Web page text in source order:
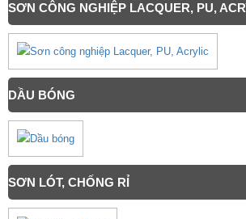
SƠN CÔNG NGHIỆP LACQUER, PU,
DẦU BÓNG
SƠN LÓT, CHỐNG RỈ